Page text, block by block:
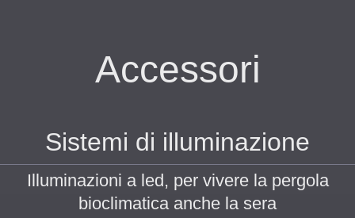
Accessori
Sistemi di illuminazione
Illuminazioni a led, per vivere la pergola
bioclimatica anche la sera